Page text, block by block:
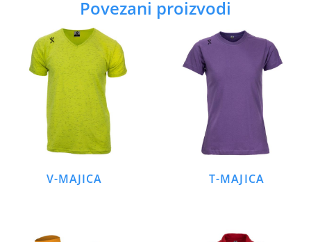
Povezani proizvodi
V-MAJICA T-MAJICA